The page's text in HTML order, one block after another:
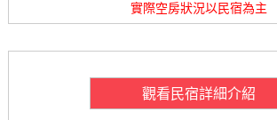
實際空房狀況以民宿為主
觀看民宿詳細介紹